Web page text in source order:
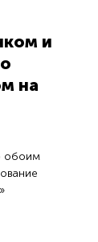
и
на
обоим